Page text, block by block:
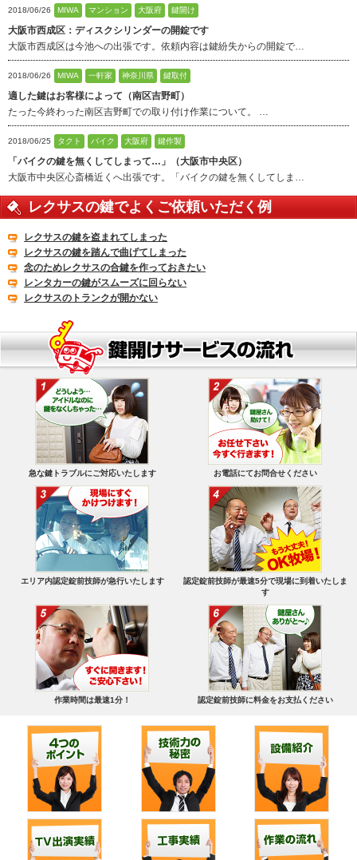
2018/06/26 MIWA マンション 大阪府 鍵開け
大阪市西成区：ディスクシリンダーの開錠です
大阪市西成区は今池への出張です。依頼内容は鍵紛失からの開錠で…
2018/06/26 MIWA 一軒家 神奈川県 鍵取付
適した鍵はお客様によって（南区吉野町）
たった今終わった南区吉野町での取り付け作業について。 …
2018/06/25 タクト バイク 大阪府 鍵作製
「バイクの鍵を無くしてしまって…」（大阪市中央区）
大阪市中央区心斎橋近くへ出張です。「バイクの鍵を無くしてしま…
レクサスの鍵でよくご依頼いただく例
レクサスの鍵を盗まれてしまった
レクサスの鍵を踏んで曲げてしまった
念のためレクサスの合鍵を作っておきたい
レンタカーの鍵がスムーズに回らない
レクサスのトランクが開かない
急な鍵トラブルにご対応いたします お電話にてお問合せください
エリア内認定錠前技師が急行いたします
認定錠前技師が最速5分で現場に到着いたしま
す
作業時間は最速1分！ 認定錠前技師に料金をお支払ください